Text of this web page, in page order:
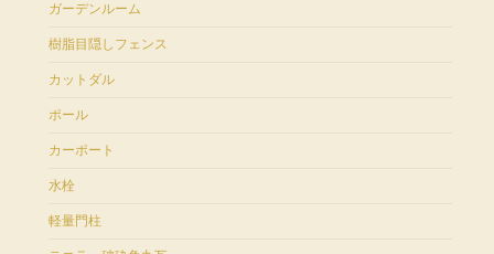
ガーデンルーム
樹脂目隠しフェンス
カットダル
ポール
カーポート
水栓
軽量門柱